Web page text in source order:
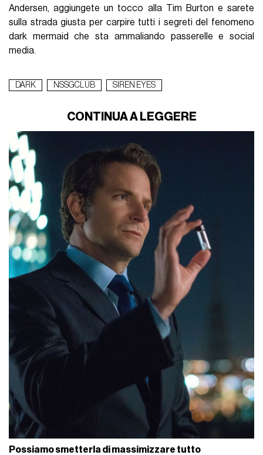
Andersen, aggiungete un tocco alla Tim Burton e sarete
sulla strada giusta per carpire tutti i segreti del fenomeno
dark mermaid che sta ammaliando passerelle e social
media.
DARK NSSGCLUB SIREN EYES
CONTINUA A LEGGERE
Possiamo smetterla di massimizzare tutto